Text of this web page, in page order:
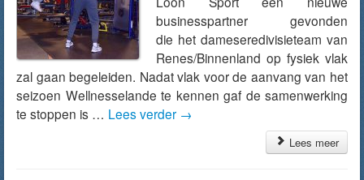
businesspartner gevonden
die het dameseredivisieteam van
Renes/Binnenland op fysiek vlak
zal gaan begeleiden. Nadat vlak voor de aanvang van het
seizoen Wellnesselande te kennen gaf de samenwerking
te stoppen is … Lees verder →
Lees meer